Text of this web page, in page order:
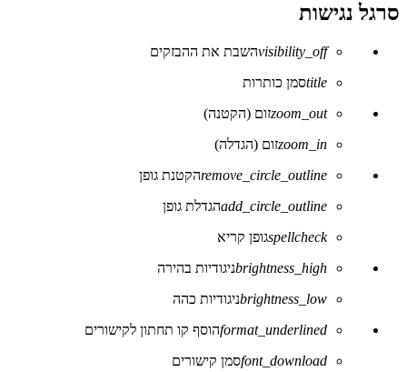
סרגל נגישות
visibility_offהשבת את ההבזקים
titleסמן כותרות
zoom_outזום (הקטנה)
zoom_inזום (הגדלה)
remove_circle_outlineהקטנת גופן
add_circle_outlineהגדלת גופן
spellcheckגופן קריא
brightness_highניגודיות בהירה
brightness_lowניגודיות כהה
format_underlinedהוסף קו תחתון לקישורים
font_downloadסמן קישורים